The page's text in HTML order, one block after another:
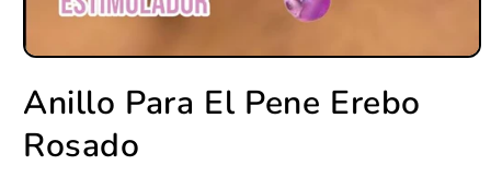
Abrir
multimedia
1
en
una
ventana
Anillo Para El Pene Erebo
Rosado